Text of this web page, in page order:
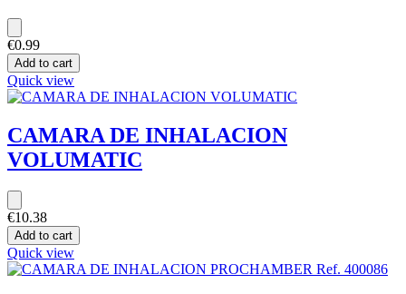
€0.99
Add to cart
Quick view
CAMARA DE INHALACION
VOLUMATIC
€10.38
Add to cart
Quick view